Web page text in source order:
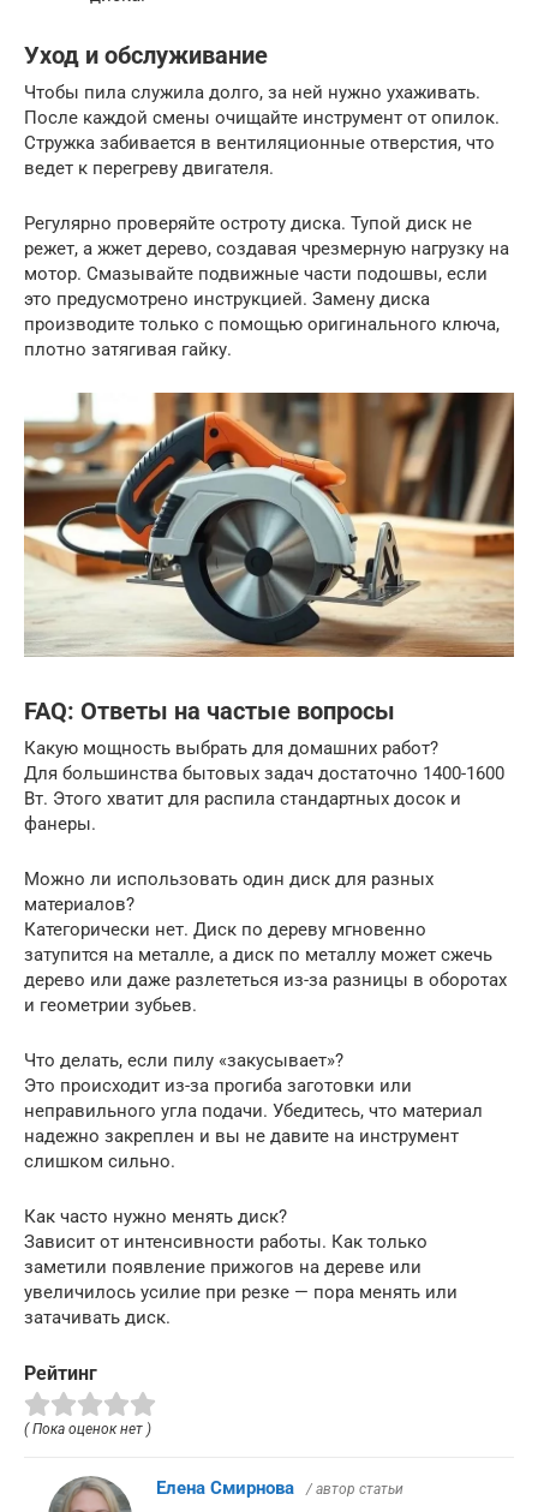
Уход и обслуживание
Чтобы пила служила долго, за ней нужно ухаживать.
После каждой смены очищайте инструмент от опилок.
Стружка забивается в вентиляционные отверстия, что
ведет к перегреву двигателя.
Регулярно проверяйте остроту диска. Тупой диск не
режет, а жжет дерево, создавая чрезмерную нагрузку на
мотор. Смазывайте подвижные части подошвы, если
это предусмотрено инструкцией. Замену диска
производите только с помощью оригинального ключа,
плотно затягивая гайку.
FAQ: Ответы на частые вопросы
Какую мощность выбрать для домашних работ?
Для большинства бытовых задач достаточно 1400-1600
Вт. Этого хватит для распила стандартных досок и
фанеры.
Можно ли использовать один диск для разных
материалов?
Категорически нет. Диск по дереву мгновенно
затупится на металле, а диск по металлу может сжечь
дерево или даже разлететься из-за разницы в оборотах
и геометрии зубьев.
Что делать, если пилу «закусывает»?
Это происходит из-за прогиба заготовки или
неправильного угла подачи. Убедитесь, что материал
надежно закреплен и вы не давите на инструмент
слишком сильно.
Как часто нужно менять диск?
Зависит от интенсивности работы. Как только
заметили появление прижогов на дереве или
увеличилось усилие при резке — пора менять или
затачивать диск.
Рейтинг
( Пока оценок нет )
Елена Смирнова / автор статьи